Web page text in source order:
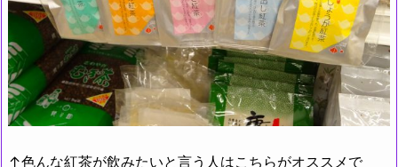
↑色んな紅茶が飲みたいと言う人はこちらがオススメで